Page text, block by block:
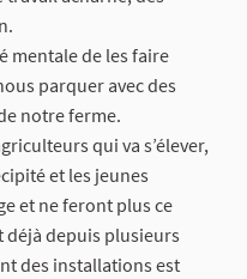
mentale de les faire
parquer avec des
notre ferme.
qui va s’élever,
et les jeunes
et ne feront plus ce
déjà depuis plusieurs
des installations est